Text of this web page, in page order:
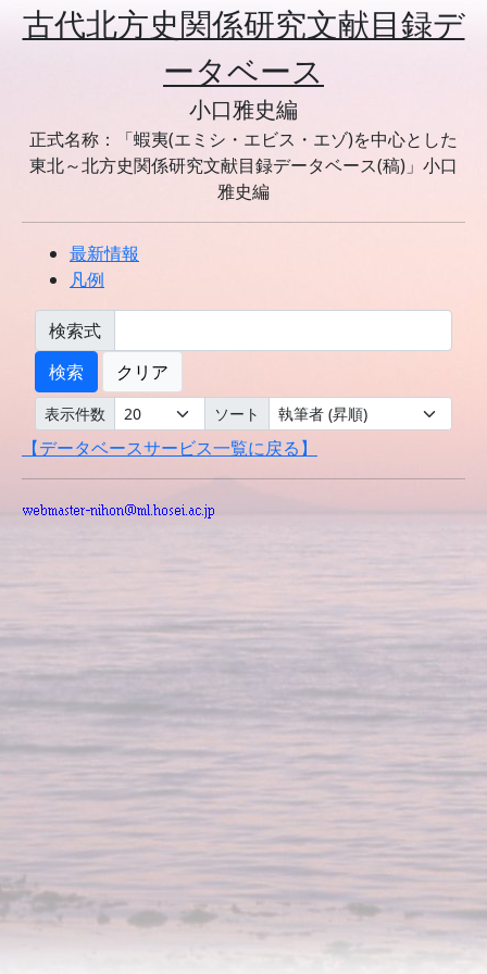
古代北方史関係研究文献目録デ
ータベース
小口雅史編
正式名称：「蝦夷(エミシ・エビス・エゾ)を中心とした
東北～北方史関係研究文献目録データベース(稿)」小口
雅史編
最新情報
凡例
検索式
検索
クリア
表示件数 ソート
【データベースサービス一覧に戻る】